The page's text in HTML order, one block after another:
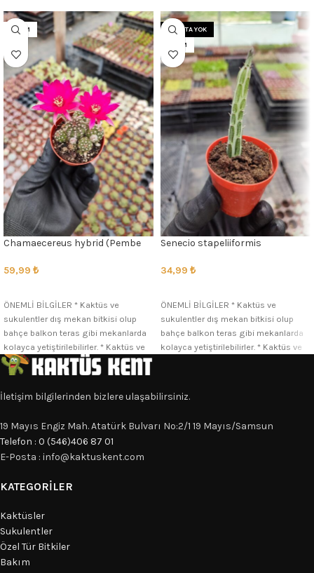
5.5CM
Chamaecereus hybrid (Pembe
59,99 ₺
ÖNEMLİ BİLGİLER * Kaktüs ve
sukulentler dış mekan bitkisi olup
bahçe balkon teras gibi mekanlarda
kolayca yetiştirilebilirler. * Kaktüs ve
STOKTA YOK
5.5CM
Senecio stapeliiformis
34,99 ₺
ÖNEMLİ BİLGİLER * Kaktüs ve
sukulentler dış mekan bitkisi olup
bahçe balkon teras gibi mekanlarda
kolayca yetiştirilebilirler. * Kaktüs ve
İletişim bilgilerinden bizlere ulaşabilirsiniz.
19 Mayıs Engiz Mah. Atatürk Bulvarı No:2/1 19 Mayıs/Samsun
Telefon : 0 (546)406 87 01
E-Posta : info@kaktuskent.com
KATEGORILER
Kaktüsler
Sukulentler
Özel Tür Bitkiler
Bakım